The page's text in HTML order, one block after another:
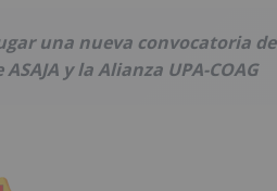
una nueva convocatoria
y la Alianza UPA-COAG